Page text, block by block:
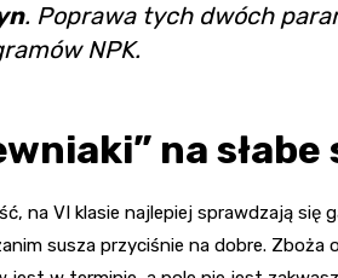
. Poprawa tych dwóch
NPK.
na
na VI klasie najlepiej sprawdzają się
susza przyciśnie na dobre.